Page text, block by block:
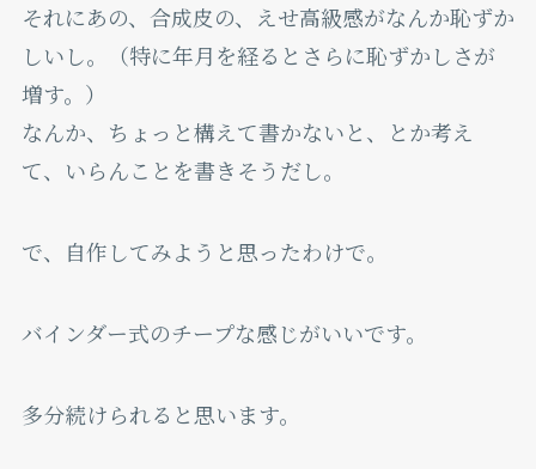
それにあの、合成皮の、えせ高級感がなんか恥ずか
しいし。（特に年月を経るとさらに恥ずかしさが
増す。）
なんか、ちょっと構えて書かないと、とか考え
て、いらんことを書きそうだし。
で、自作してみようと思ったわけで。
バインダー式のチープな感じがいいです。
多分続けられると思います。